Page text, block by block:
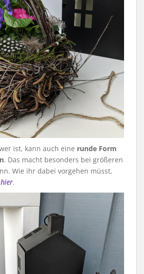
ist, kann auch eine runde Form
. Das macht besonders bei größeren
Wie ihr dabei vorgehen müsst,
hier.